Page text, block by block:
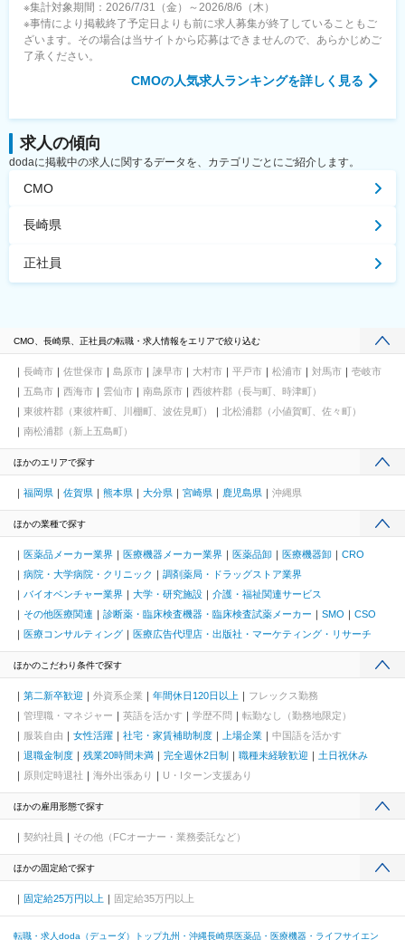
※集計対象期間：2026/7/31（金）～2026/8/6（木）
※事情により掲載終了予定日よりも前に求人募集が終了していることもご
ざいます。その場合は当サイトから応募はできませんので、あらかじめご
了承ください。
CMOの人気求人ランキングを詳しく見る
求人の傾向
dodaに掲載中の求人に関するデータを、カテゴリごとにご紹介します。
CMO
長崎県
正社員
CMO、長崎県、正社員の転職・求人情報をエリアで絞り込む
長崎市 佐世保市 島原市 諫早市 大村市 平戸市 松浦市 対馬市
壱岐市
五島市
西海市 雲仙市 南島原市
西彼杵郡（長与町、時津町）
東彼杵郡（東彼杵町、川棚町、波佐見町）
北松浦郡（小値賀町、佐々町）
南松浦郡（新上五島町）
ほかのエリアで探す
福岡県 佐賀県 熊本県 大分県 宮崎県 鹿児島県 沖縄県
ほかの業種で探す
医薬品メーカー業界 医療機器メーカー業界 医薬品卸 医療機器卸
CRO
病院・大学病院・クリニック
調剤薬局・ドラッグストア業界
バイオベンチャー業界
大学・研究施設
介護・福祉関連サービス
その他医療関連
診断薬・臨床検査機器・臨床検査試薬メーカー SMO
CSO
医療コンサルティング
医療広告代理店・出版社・マーケティング・リサーチ
ほかのこだわり条件で探す
第二新卒歓迎 外資系企業 年間休日120日以上
フレックス勤務
管理職・マネジャー
英語を活かす 学歴不問
転勤なし（勤務地限定）
服装自由
女性活躍 社宅・家賃補助制度 上場企業
中国語を活かす
退職金制度
残業20時間未満 完全週休2日制 職種未経験歓迎
土日祝休み
原則定時退社
海外出張あり U・Iターン支援あり
ほかの雇用形態で探す
契約社員 その他（FCオーナー・業務委託など）
ほかの固定給で探す
固定給25万円以上 固定給35万円以上
転職・求人doda（デューダ）トップ九州・沖縄長崎県医薬品・医療機器・ライフサイエン